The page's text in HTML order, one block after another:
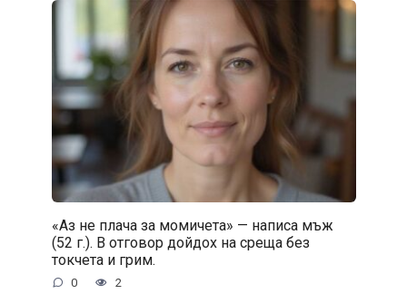
«Аз не плача за момичета» — написа мъж
(52 г.). В отговор дойдох на среща без
токчета и грим.
0 2